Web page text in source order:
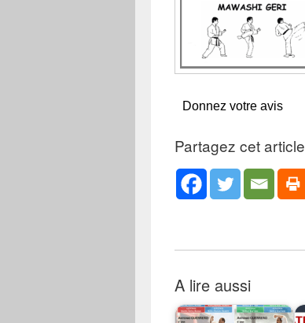
Donnez votre avis
Partagez cet article
A lire aussi